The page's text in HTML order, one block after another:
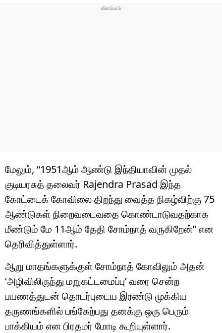
மேலும், “1951ஆம் ஆண்டு இந்தியாவின் முதல்
குடியரசுத் தலைவர் Rajendra Prasad இந்த
கோட்டைக் கோவிலை திறந்து வைத்த நிகழ்விற்கு 75
ஆண்டுகள் நிறைவடைவதை கொண்டாடுவதற்காக
மீண்டும் மே 11ஆம் தேதி சோம்நாத் வருகிறேன்” என
தெரிவித்துள்ளார்.
ஆறு மாதங்களுக்குள் சோம்நாத் கோவிலும் அதன்
‘அழிவிலிருந்து மறுகட்டமைப்பு’ வரை சென்ற
பயணத்துடன் தொடர்புடைய இரண்டு முக்கிய
தருணங்களில் பங்கேற்பது தனக்கு ஒரு பெரும்
பாக்கியம் என பிரதமர் மோடி கூறியுள்ளார்.